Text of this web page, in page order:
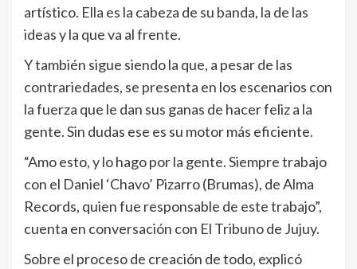
artístico. Ella es la cabeza de su banda, la de las
ideas y la que va al frente.
Y también sigue siendo la que, a pesar de las
contrariedades, se presenta en los escenarios con
la fuerza que le dan sus ganas de hacer feliz a la
gente. Sin dudas ese es su motor más eficiente.
“Amo esto, y lo hago por la gente. Siempre trabajo
con el Daniel ‘Chavo’ Pizarro (Brumas), de Alma
Records, quien fue responsable de este trabajo”,
cuenta en conversación con El Tribuno de Jujuy.
Sobre el proceso de creación de todo, explicó